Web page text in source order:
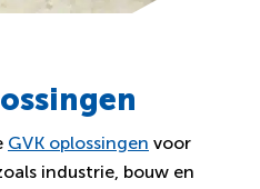
GVK oplossingen voor
industrie, bouw en